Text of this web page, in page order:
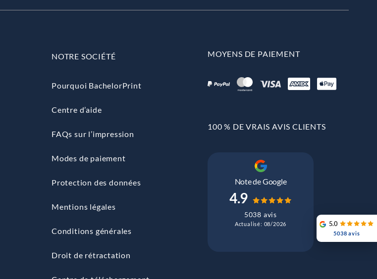
NOTRE SOCIÉTÉ
Pourquoi BachelorPrint
Centre d’aide
FAQs sur l’impression
Modes de paiement
Protection des données
Mentions légales
Conditions générales
Droit de rétractation
MOYENS DE PAIEMENT
100 % DE VRAIS AVIS CLIENTS
Note de Google
4.9
5038 avis
Actualisé: 08/2026 5.0
5038 avis